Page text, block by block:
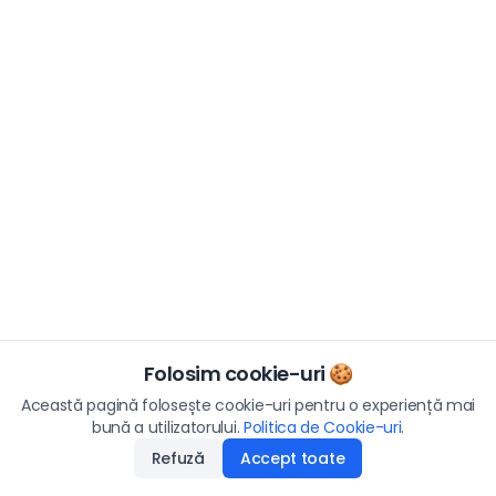
Folosim cookie-uri 🍪
Această pagină folosește cookie-uri pentru o experiență mai
bună a utilizatorului. Politica de Cookie-uri.
Refuză
Accept toate